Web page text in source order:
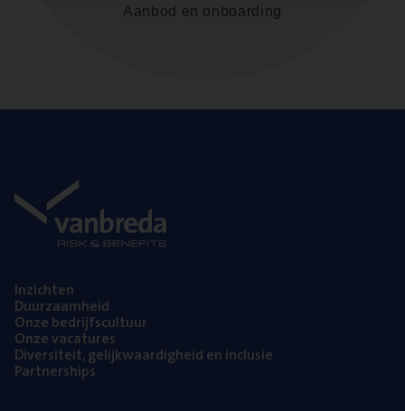
Aanbod en onboarding
Inzich­ten
Duur­zaam­heid
Onze bedrijfs­cul­tuur
Onze vaca­tu­res
Diver­si­teit, gelijk­waar­dig­heid en inclusie
Part­ner­ships